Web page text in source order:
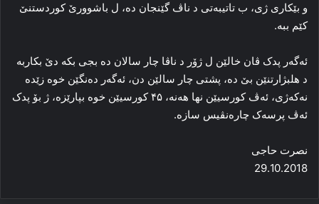
و بێکاری ژی، ب تاتیبه‌تی د ناڤ گێنجان ده‌، ل باشوورێ کوردستنێ
کێم ببه‌.
ئه‌گه‌ر پدک ڤان خالێن ل ژۆر د ناڤا چار سالان ده‌ بجی بکه‌ دێ بکاربه‌
د هلبژارتنێن بێ ده‌، پشتی چار سالێن دن، ئه‌گه‌ر ده‌نگێن خوه‌ زێده‌
نه‌که‌ژی، ئه‌ڤ کورسیێن نها هه‌نه‌، ۴۵ کورسیێن خوه‌ بپارێزه‌، ژ بۆ پدک
ئه‌ڤ پرسه‌ک چاره‌نڤیس سازه‌.
نصرت حاجی
29.10.2018